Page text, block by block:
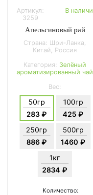
Артикул:
3259
В
Апельсиновый рай
Страна: Шри-Ланка,
Китай, Россия
Категория: Зелёный
ароматизированный чай
Вес:
50гр
283 ₽
100гр
425 ₽
250гр
886 ₽
500гр
1460 ₽
1кг
2834 ₽
Количество: